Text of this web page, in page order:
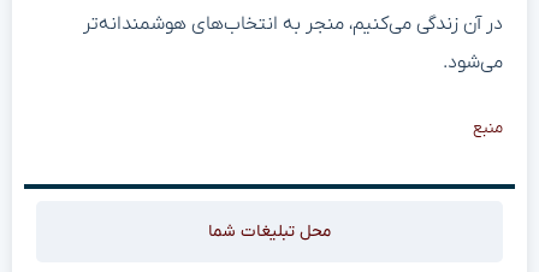
در آن زندگی می‌کنیم، منجر به انتخاب‌های هوشمندانه‌تر
می‌شود.
منبع
محل تبلیغات شما